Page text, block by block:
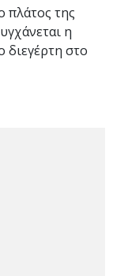
πλάτος της
η
διεγέρτη στο